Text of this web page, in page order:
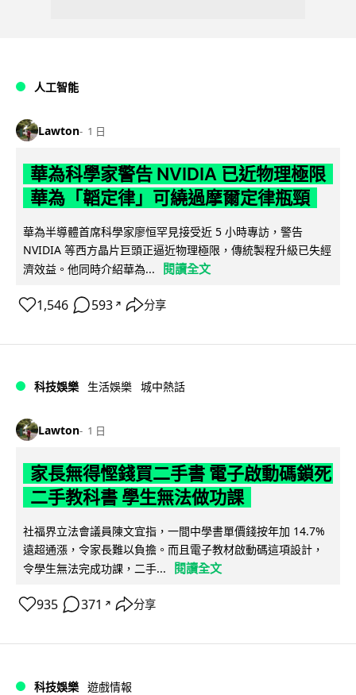
人工智能
Lawton 1 日
華為科學家警告 NVIDIA 已近物理極限
華為「韜定律」可繞過摩爾定律瓶頸
華為半導體首席科學家廖恒罕見接受近 5 小時專訪，警告
NVIDIA 等西方晶片巨頭正逼近物理極限，傳統製程升級已失經
濟效益。他同時介紹華為...
閱讀全文
1,546 593 ↗ 分享
科技娛樂 生活娛樂 城中熱話
Lawton 1 日
家長無得慳錢買二手書 電子啟動碼鎖死
二手教科書 學生無法做功課
社福界立法會議員陳文宜指，一間中學書單價錢按年加 14.7%
遠超通漲，令家長難以負擔。而且電子教材啟動碼這項設計，
令學生無法完成功課，二手...
閱讀全文
935 371 ↗ 分享
科技娛樂 遊戲情報